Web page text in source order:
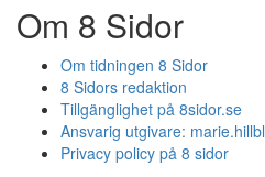
Om 8 Sidor
Om tidningen 8 Sidor
8 Sidors redaktion
Tillgänglighet på 8sidor.se
Ansvarig utgivare:
Privacy policy på 8 sidor